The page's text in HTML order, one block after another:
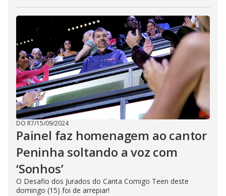
DO R7/15/09/2024
Painel faz homenagem ao cantor
Peninha soltando a voz com
‘Sonhos’
O Desafio dos Jurados do Canta Comigo Teen deste
domingo (15) foi de arrepiar!